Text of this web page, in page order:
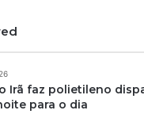
Irã faz polietileno
para o dia